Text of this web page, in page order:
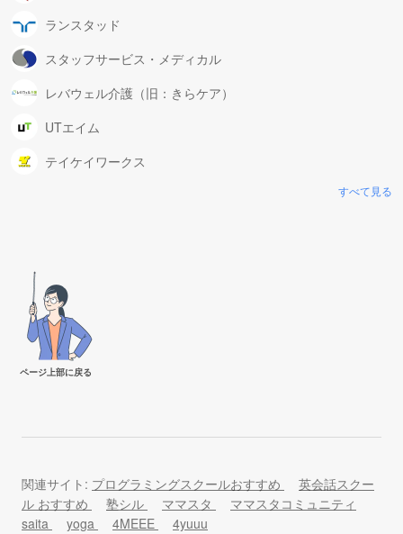
ランスタッド
スタッフサービス・メディカル
レバウェル介護（旧：きらケア）
UTエイム
テイケイワークス
すべて見る
ページ上部に戻る
関連サイト: プログラミングスクールおすすめ
英会話スクー
ル おすすめ
塾シル ママスタ
ママスタコミュニティ
saita
yoga 4MEEE 4yuuu